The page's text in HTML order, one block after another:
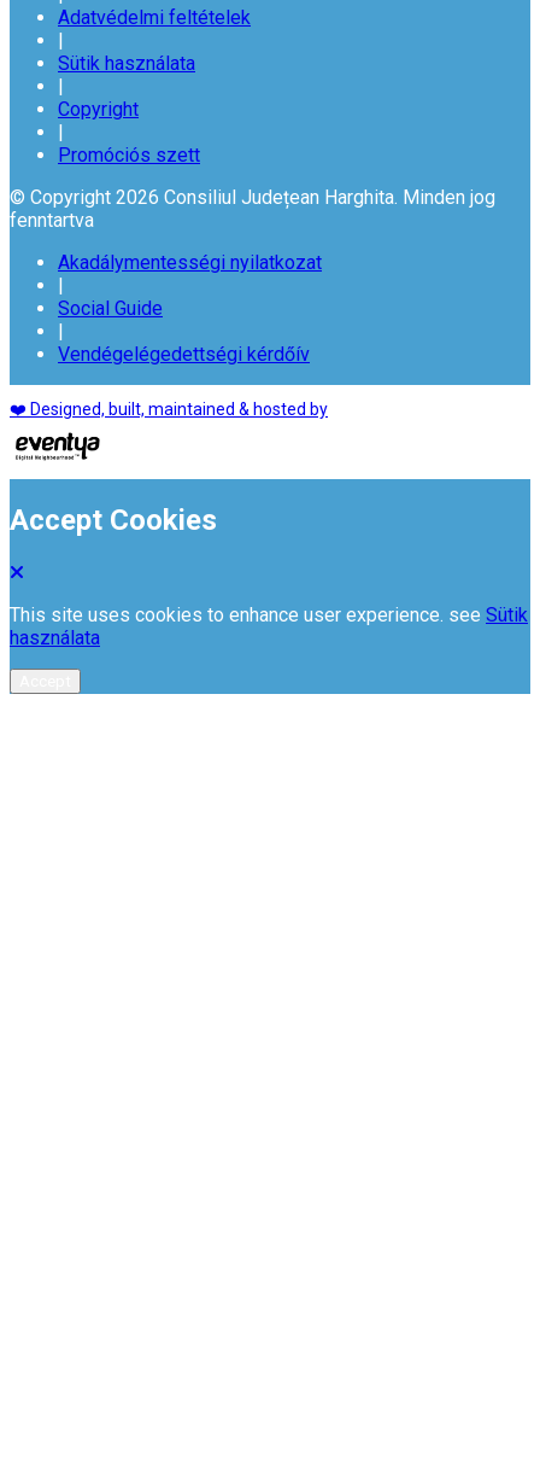
Adatvédelmi feltételek
|
Sütik használata
|
Copyright
|
Promóciós szett
© Copyright 2026 Consiliul Județean Harghita. Minden jog
fenntartva
Akadálymentességi nyilatkozat
|
Social Guide
|
Vendégelégedettségi kérdőív
❤️ Designed, built, maintained & hosted by
Accept Cookies
This site uses cookies to enhance user experience. see Sütik
használata